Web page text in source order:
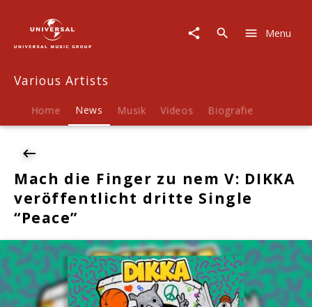
News
Mach
zu
veröffentlicht
dritte
Single
"Peace"
Menu
Various Artists
Home News Musik Videos Biografie
Mach die Finger zu nem V: DIKKA
veröffentlicht dritte Single
“Peace”